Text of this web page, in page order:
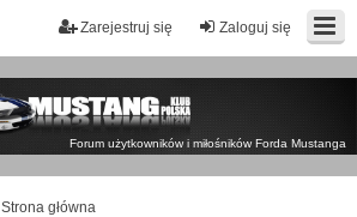
Zaloguj się
Zarejestruj się
Forum użytkowników i miłośników Forda Mustanga
Strona główna